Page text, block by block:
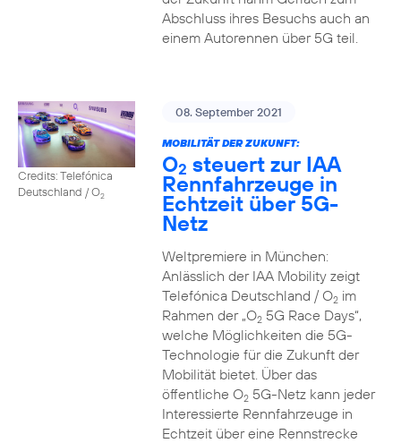
Abschluss ihres Besuchs auch an
einem Autorennen über 5G teil.
Credits: Telefónica
Deutschland / O2
08. September 2021
MOBILITÄT DER ZUKUNFT:
O2 steuert zur IAA
Rennfahrzeuge in
Echtzeit über 5G-
Netz
Weltpremiere in München:
Anlässlich der IAA Mobility zeigt
Telefónica Deutschland / O2im
Rahmen der „O25G Race Days“,
welche Möglichkeiten die 5G-
Technologie für die Zukunft der
Mobilität bietet. Über das
öffentliche O25G-Netz kann jeder
Interessierte Rennfahrzeuge in
Echtzeit über eine Rennstrecke